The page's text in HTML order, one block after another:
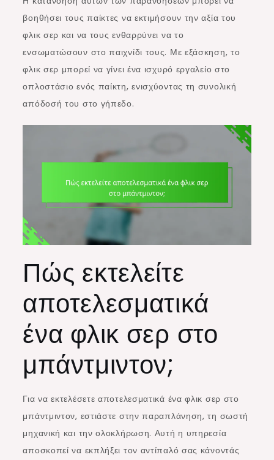
βοηθήσει τους παίκτες να εκτιμήσουν την αξία του
φλικ σερ και να τους ενθαρρύνει να το
ενσωματώσουν στο παιχνίδι τους. Με εξάσκηση, το
φλικ σερ μπορεί να γίνει ένα ισχυρό εργαλείο στο
οπλοστάσιο ενός παίκτη, ενισχύοντας τη συνολική
απόδοσή του στο γήπεδο.
Πώς εκτελείτε
αποτελεσματικά
ένα φλικ σερ στο
μπάντμιντον;
Για να εκτελέσετε αποτελεσματικά ένα φλικ σερ στο
μπάντμιντον, εστιάστε στην παραπλάνηση, τη σωστή
μηχανική και την ολοκλήρωση. Αυτή η υπηρεσία
αποσκοπεί να εκπλήξει τον αντίπαλό σας κάνοντάς